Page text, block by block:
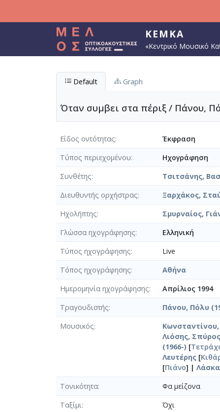
ΚΕΜΚΑ
«Κεντρικό Μουσικό
Default Graph
Όταν συμβει στα πέριξ / Πάνου,
Είδος οντότητας
Έκφραση
Τύπος περιεχομένου
Ηχογράφηση
Συνθέτης
Τσιτσάνης,
Διευθυντής ορχήστρας
Ξαρχάκος,
Ηχολήπτης
Σμυρναίος,
Γλώσσα ηχογράφησης
Ελληνική
Τύπος ηχογράφησης
Live
Τόπος ηχογράφησης
Αθήνα
Ημερομηνία ηχογράφησης
Απρίλιος 1994
Τραγουδιστής
Πάνου, Πόλυ
Μουσικός
Λιόσης,
(1966-) [
Λευτέρης [
[Πιάνο] |
Τονικότητα
Φα μείζονα
Ταξίμι
Όχι